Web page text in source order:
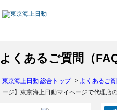
よくあるご質問（FAQ
東京海上日動 総合トップ > よくあるご質
ージ】東京海上日動マイページで代理店